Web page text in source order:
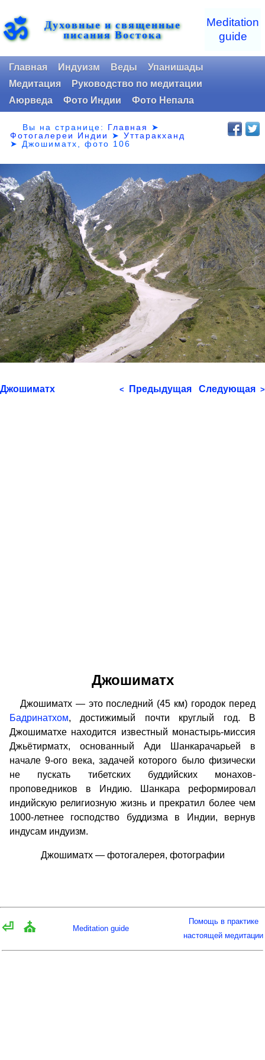
ॐ Духовные и священные
писания Востока
Meditation
guide
Главная Индуизм Веды
Упанишады
Медитация
Руководство по медитации
Аюрведа
Фото Индии Фото Непала
Вы на странице: Главная
➤
Фотогалереи Индии
➤Уттаракханд
➤ Джошиматх, фото 106
Джошиматх < Предыдущая Следующая >
Джошиматх
Джошиматх — это последний (45 км) городок перед
Бадринатхом, достижимый почти круглый год. В
Джошиматхе находится известный монастырь-миссия
Джьётирматх, основанный Ади Шанкарачарьей в
начале 9-ого века, задачей которого было физически
не пускать тибетских буддийских монахов-
проповедников в Индию. Шанкара реформировал
индийскую религиозную жизнь и прекратил более чем
1000-летнее господство буддизма в Индии, вернув
индусам индуизм.
Джошиматх — фотогалерея, фотографии
⏎ ⛪ Meditation guide
Помощь в практике
настоящей медитации